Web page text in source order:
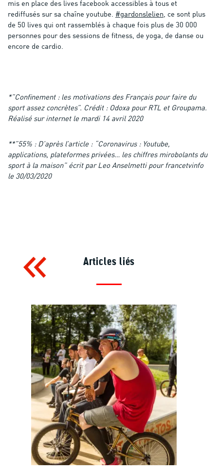
mis en place des lives facebook accessibles à tous et
rediffusés sur sa chaîne youtube. #gardonslelien, ce sont plus
de 50 lives qui ont rassemblés à chaque fois plus de 30 000
personnes pour des sessions de fitness, de yoga, de danse ou
encore de cardio.
*”Confinement : les motivations des Français pour faire du
sport assez concrètes”. Crédit : Odoxa pour RTL et Groupama.
Réalisé sur internet le mardi 14 avril 2020
**”55% : D’après l’article : “Coronavirus : Youtube,
applications, plateformes privées… les chiffres mirobolants du
sport à la maison” écrit par Leo Anselmetti pour francetvinfo
le 30/03/2020
Articles liés